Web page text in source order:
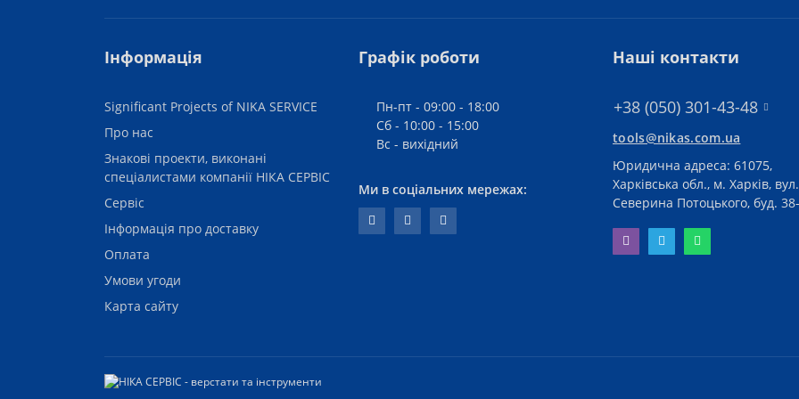
Інформація
Significant Projects of NIKA SERVICE
Про нас
Знакові проекти, виконані
спеціалистами компанії НІКА СЕРВІС
Сервіс
Інформація про доставку
Оплата
Умови угоди
Карта сайту
Графік роботи
Пн-пт - 09:00 - 18:00
Сб - 10:00 - 15:00
Вс - вихідний
Ми в соціальних мережах:
Наші контакти
+38 (050) 301-43-48
tools@nikas.com.ua
Юридична адреса: 61075,
Харківська обл., м. Харків, вул.
Северина Потоцького, буд.